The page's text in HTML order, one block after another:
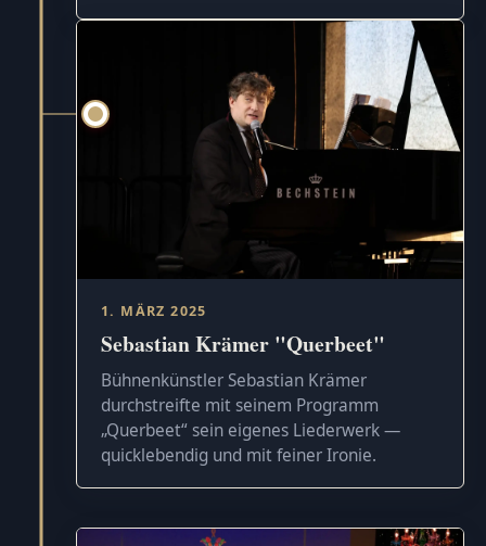
1. MÄRZ 2025
Sebastian Krämer "Querbeet"
Bühnenkünstler Sebastian Krämer
durchstreifte mit seinem Programm
„Querbeet“ sein eigenes Liederwerk —
quicklebendig und mit feiner Ironie.